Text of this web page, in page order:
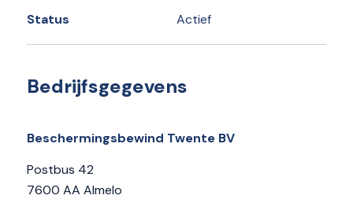
Status Actief
Bedrijfsgegevens
Beschermingsbewind Twente BV
Postbus 42
7600 AA Almelo